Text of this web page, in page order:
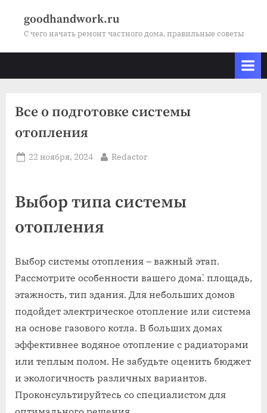
goodhandwork.ru
С чего начать ремонт частного дома, правильные советы
Все о подготовке системы
отопления
Posted
22 ноября, 2024 By
Redactor
Выбор типа системы
отопления
Выбор системы отопления – важный этап.
Рассмотрите особенности вашего дома⁚ площадь,
этажность, тип здания. Для небольших домов
подойдет электрическое отопление или система
на основе газового котла. В больших домах
эффективнее водяное отопление с радиаторами
или теплым полом. Не забудьте оценить бюджет
и экологичность различных вариантов.
Проконсультируйтесь со специалистом для